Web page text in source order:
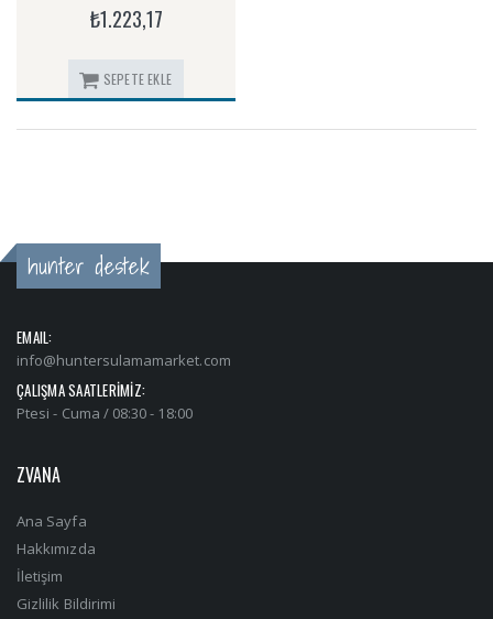
₺1.223,17
SEPETE EKLE
hunter destek
EMAIL:
info@huntersulamamarket.com
ÇALIŞMA SAATLERİMİZ:
Ptesi - Cuma / 08:30 - 18:00
ZVANA
Ana Sayfa
Hakkımızda
İletişim
Gizlilik Bildirimi